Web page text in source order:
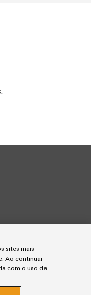
sites mais
Ao continuar
com o uso de